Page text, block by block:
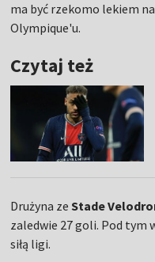
ma być rzekomo lekiem
Olympique'u.
Czytaj też
Drużyna zeStade
zaledwie 27 goli. Pod tym
siłą ligi.